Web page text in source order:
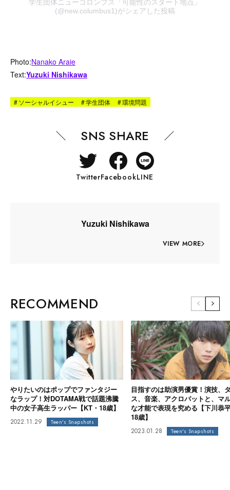
学生団体ニューコロンブス「可能性のスタート地点」
(@new.columbus1)がシェアした投稿
Photo:Nanako Araie
Text:Yuzuki Nishikawa
#ソーシャルイシュー #学生団体 #環境問題
SNS SHARE
TwitterFacebookLINE
Yuzuki Nishikawa
VIEW MORE
RECOMMEND
やりたいのはポップでファンタジー
なラップ！対DOTAMA戦で話題沸騰
中の女子高生ラッパー【KT・18歳】
2022.11.29 Teen's Snapshots
目指すのは助演男優賞！演技、
ス、音楽、アクロバットと、マ
な才能で表現を究める【下川恭
18歳】
2023.01.28 Teen's Snapshots